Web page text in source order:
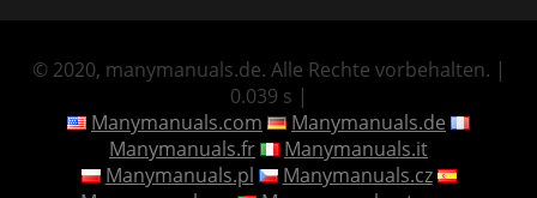
© 2020, manymanuals.de. Alle Rechte vorbehalten. |
0.039 s |
Manymanuals.com
Manymanuals.de
Manymanuals.fr
Manymanuals.it
Manymanuals.pl
Manymanuals.cz